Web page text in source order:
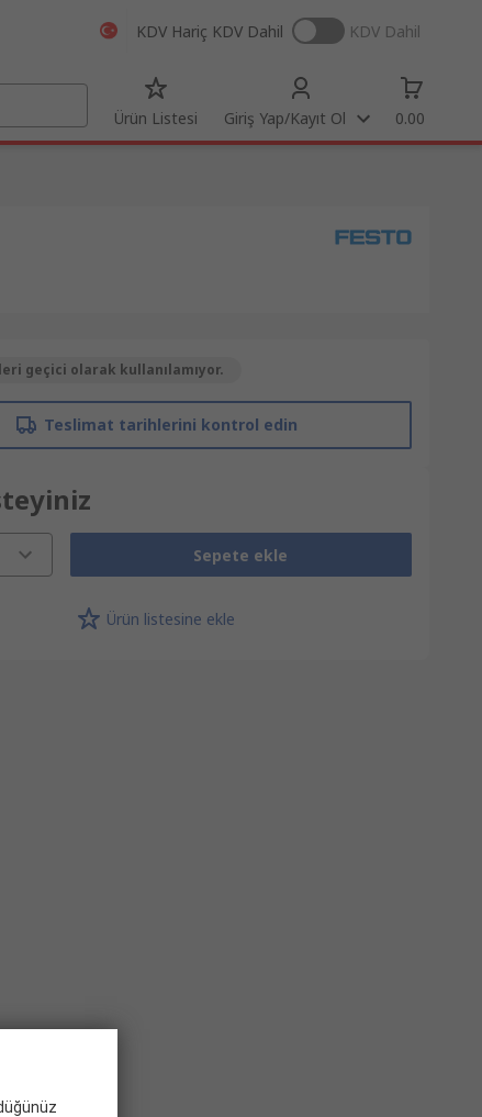
KDV Hariç KDV Dahil KDV Dahil
Ürün Listesi Giriş Yap/Kayıt Ol 0.00
geçici olarak kullanılamıyor.
Teslimat tarihlerini kontrol edin
Sepete ekle
Ürün listesine ekle